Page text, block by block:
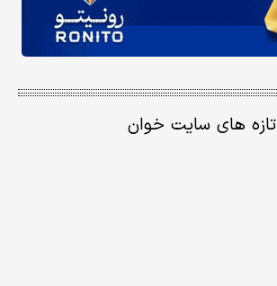
تازه های سایت خوان